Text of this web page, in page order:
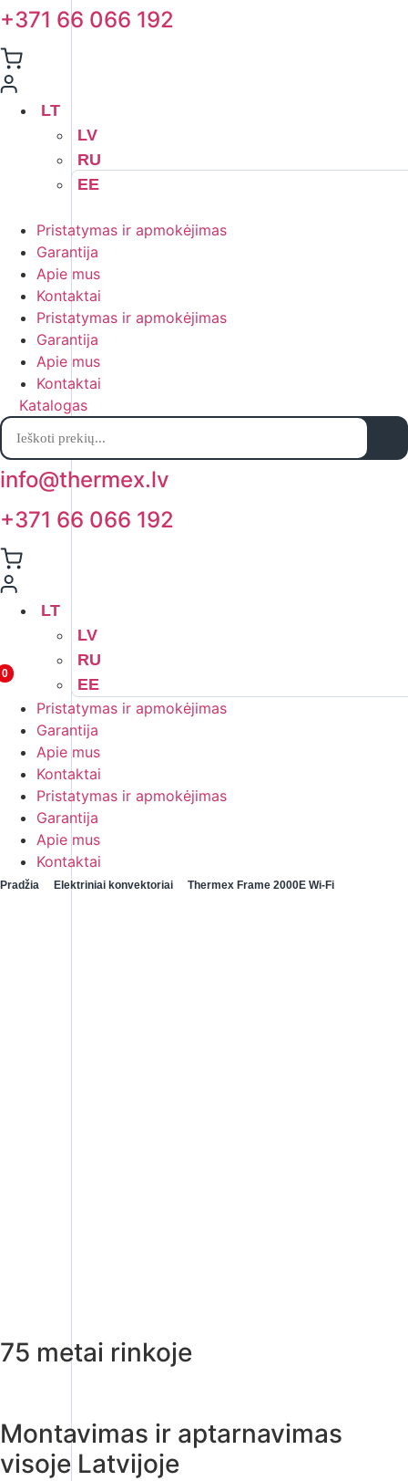
+371 66 066 192
LT
LV
RU
EE
Pristatymas ir apmokėjimas
Garantija
Apie mus
Kontaktai
Pristatymas ir apmokėjimas
Garantija
Apie mus
Kontaktai
Katalogas
Products
search
info@thermex.lv
+371 66 066 192
0
LT
LV
RU
EE
Pristatymas ir apmokėjimas
Garantija
Apie mus
Kontaktai
Pristatymas ir apmokėjimas
Garantija
Apie mus
Kontaktai
Pradžia Elektriniai konvektoriai Thermex Frame 2000E Wi-Fi
75 metai rinkoje
Montavimas ir aptarnavimas
visoje Latvijoje